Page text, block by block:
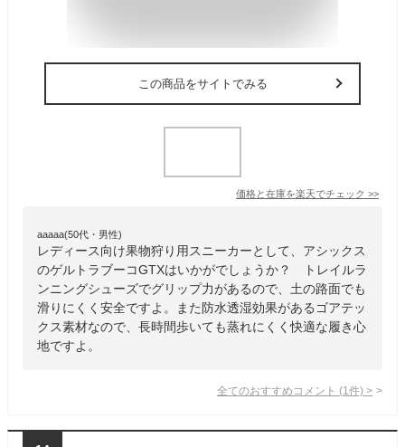
この商品をサイトでみる
価格と在庫を楽天でチェック >>
aaaaa(50代・男性)
レディース向け果物狩り用スニーカーとして、アシックス
のゲルトラブーコGTXはいかがでしょうか？ トレイルラ
ンニングシューズでグリップ力があるので、土の路面でも
滑りにくく安全ですよ。また防水透湿効果があるゴアテッ
クス素材なので、長時間歩いても蒸れにくく快適な履き心
地ですよ。
全てのおすすめコメント (1 件) >